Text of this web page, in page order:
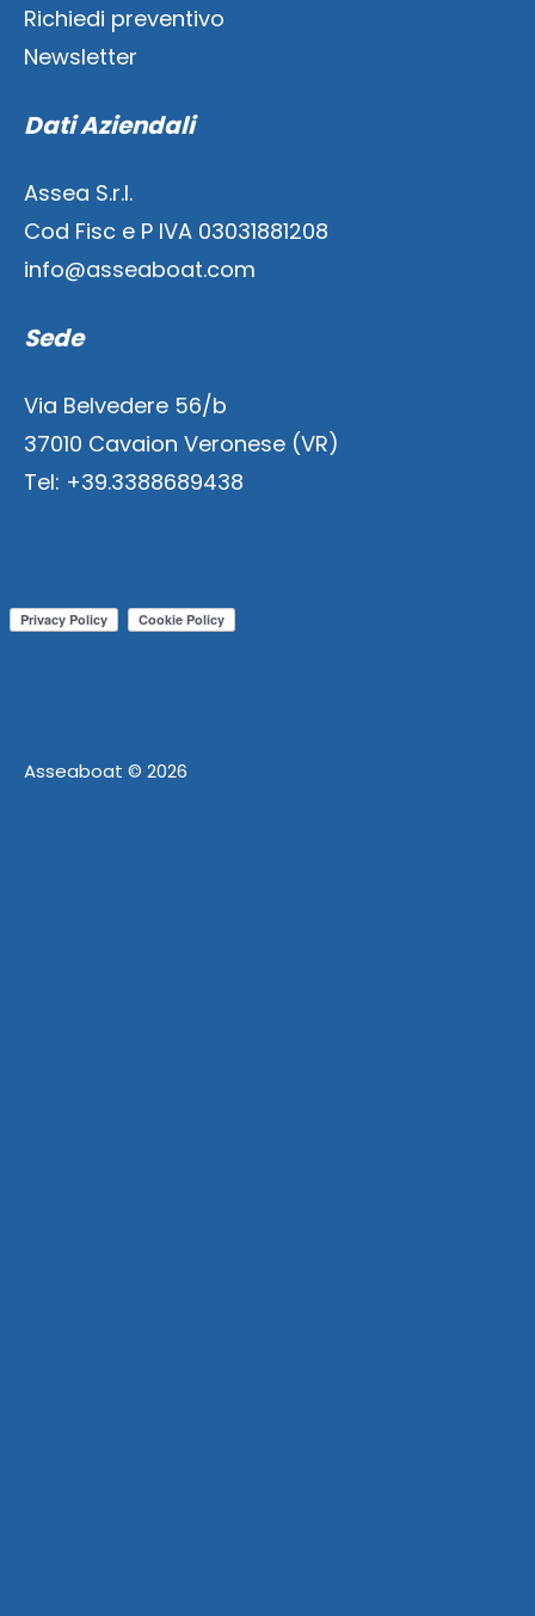
Richiedi preventivo
Newsletter
Dati Aziendali
Assea S.r.l.
Cod Fisc e P IVA 03031881208
info@asseaboat.com
Sede
Via Belvedere 56/b
37010 Cavaion Veronese (VR)
Tel: +39.3388689438
Asseaboat © 2026